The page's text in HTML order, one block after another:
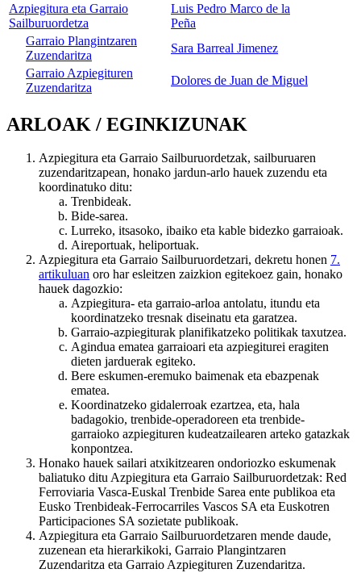
Azpiegitura eta Garraio
Sailburuordetza
Luis Pedro Marco de la
Peña
Garraio Plangintzaren
Zuzendaritza
Sara Barreal Jimenez
Garraio Azpiegituren
Zuzendaritza
Dolores de Juan de Miguel
ARLOAK / EGINKIZUNAK
Azpiegitura eta Garraio Sailburuordetzak, sailburuaren
zuzendaritzapean, honako jardun-arlo hauek zuzendu eta
koordinatuko ditu:
Trenbideak.
Bide-sarea.
Lurreko, itsasoko, ibaiko eta kable bidezko garraioak.
Aireportuak, heliportuak.
Azpiegitura eta Garraio Sailburuordetzari, dekretu honen 7.
artikuluan oro har esleitzen zaizkion egitekoez gain, honako
hauek dagozkio:
Azpiegitura- eta garraio-arloa antolatu, itundu eta
koordinatzeko tresnak diseinatu eta garatzea.
Garraio-azpiegiturak planifikatzeko politikak taxutzea.
Agindua ematea garraioari eta azpiegiturei eragiten
dieten jarduerak egiteko.
Bere eskumen-eremuko baimenak eta ebazpenak
ematea.
Koordinatzeko gidalerroak ezartzea, eta, hala
badagokio, trenbide-operadoreen eta trenbide-
garraioko azpiegituren kudeatzailearen arteko gatazkak
konpontzea.
Honako hauek sailari atxikitzearen ondoriozko eskumenak
baliatuko ditu Azpiegitura eta Garraio Sailburuordetzak: Red
Ferroviaria Vasca-Euskal Trenbide Sarea ente publikoa eta
Eusko Trenbideak-Ferrocarriles Vascos SA eta Euskotren
Participaciones SA sozietate publikoak.
Azpiegitura eta Garraio Sailburuordetzaren mende daude,
zuzenean eta hierarkikoki, Garraio Plangintzaren
Zuzendaritza eta Garraio Azpiegituren Zuzendaritza.